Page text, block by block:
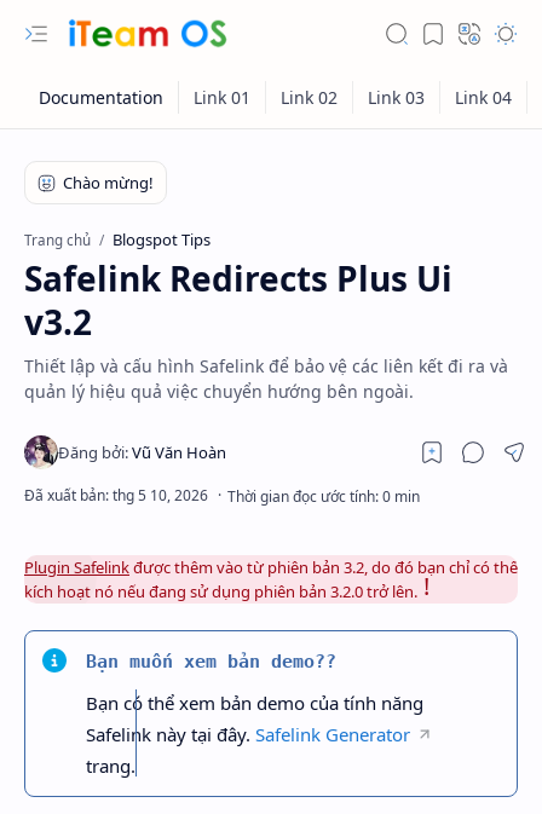
Trang chủ Blogspot Tips
Safelink Redirects Plus Ui
v3.2
Thiết lập và cấu hình Safelink để bảo vệ các liên kết đi ra và
quản lý hiệu quả việc chuyển hướng bên ngoài.
Plugin Safelinkđược thêm vào từ phiên bản 3.2, do đó bạn chỉ có thể
kích hoạt nó nếu đang sử dụng phiên bản 3.2.0 trở lên.
Bạn muốn xem bản demo??
Bạn có thể xem bản demo của tính năng
Safelink này tại đây. Safelink Generator
trang.